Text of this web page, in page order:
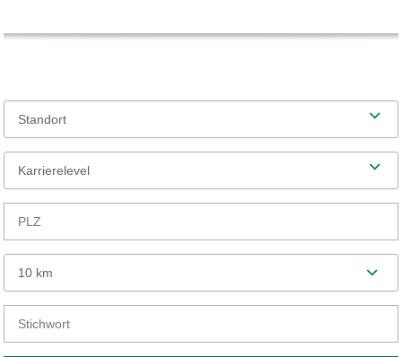
Standort
Karrierelevel
10 km